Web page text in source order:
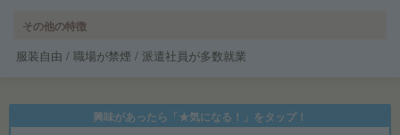
その他の特徴
服装自由 / 職場が禁煙 / 派遣社員が多数就業
興味があったら「★気になる！」をタップ！